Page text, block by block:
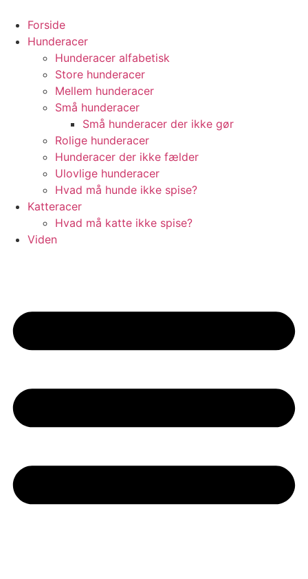
indhold
Forside
Hunderacer
Hunderacer alfabetisk
Store hunderacer
Mellem hunderacer
Små hunderacer
Små hunderacer der ikke gør
Rolige hunderacer
Hunderacer der ikke fælder
Ulovlige hunderacer
Hvad må hunde ikke spise?
Katteracer
Hvad må katte ikke spise?
Viden